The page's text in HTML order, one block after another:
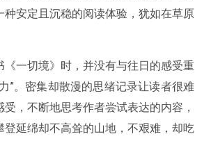
种安定且沉稳的阅读体验，犹如在草原
《一切境》时，并没有与往日的感受重
”。密集却散漫的思绪记录让读者很难
，不断地思考作者尝试表达的内容，
登延绵却不高耸的山地，不艰难，却吃